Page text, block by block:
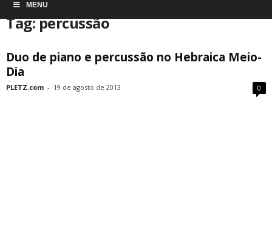
MENU
Início Tags
Tag: percussão
Duo de piano e percussão no Hebraica Meio-
Dia
PLETZ.com - 19 de agosto de 2013 0